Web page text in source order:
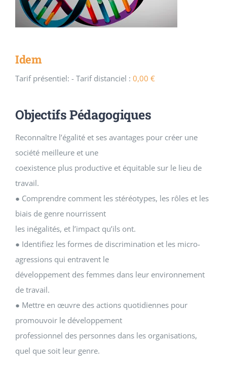
Idem
Tarif présentiel: - Tarif distanciel : 0,00 €
Objectifs Pédagogiques
Reconnaître l’égalité et ses avantages pour créer une
société meilleure et une
coexistence plus productive et équitable sur le lieu de
travail.
● Comprendre comment les stéréotypes, les rôles et les
biais de genre nourrissent
les inégalités, et l’impact qu’ils ont.
● Identifiez les formes de discrimination et les micro-
agressions qui entravent le
développement des femmes dans leur environnement
de travail.
● Mettre en œuvre des actions quotidiennes pour
promouvoir le développement
professionnel des personnes dans les organisations,
quel que soit leur genre.